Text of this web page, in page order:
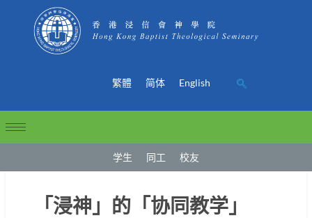
繁體 简体 English
学生 同工 校友
「浸神」的「协同教学」